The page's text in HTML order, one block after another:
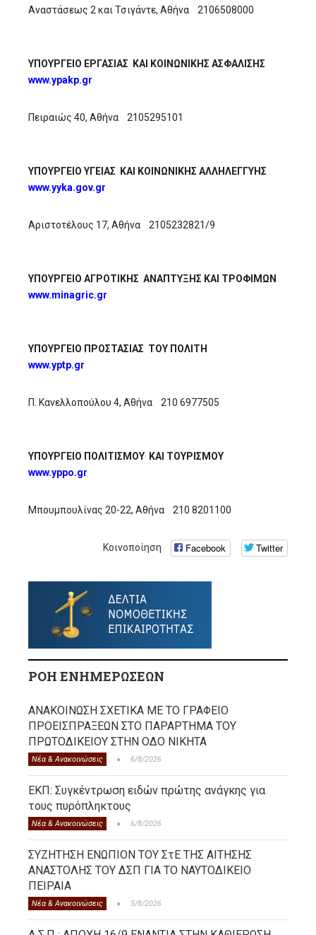
Αναστάσεως 2 και Τσιγάντε, Αθήνα 2106508000
ΥΠΟΥΡΓΕΙΟ ΕΡΓΑΣΙΑΣ ΚΑΙ ΚΟΙΝΩΝΙΚΗΣ ΑΣΦΑΛΙΣΗΣ
www.ypakp.gr
Πειραιώς 40, Αθήνα 2105295101
ΥΠΟΥΡΓΕΙΟ ΥΓΕΙΑΣ ΚΑΙ ΚΟΙΝΩΝΙΚΗΣ ΑΛΛΗΛΕΓΓΥΗΣ
www.yyka.gov.gr
Αριστοτέλους 17, Αθήνα 2105232821/9
ΥΠΟΥΡΓΕΙΟ ΑΓΡΟΤΙΚΗΣ ΑΝΑΠΤΥΞΗΣ ΚΑΙ ΤΡΟΦΙΜΩΝ
www.minagric.gr
ΥΠΟΥΡΓΕΙΟ ΠΡΟΣΤΑΣΙΑΣ ΤΟΥ ΠΟΛΙΤΗ
www.yptp.gr
Π. Κανελλοπούλου 4, Αθήνα 210 6977505
ΥΠΟΥΡΓΕΙΟ ΠΟΛΙΤΙΣΜΟΥ ΚΑΙ ΤΟΥΡΙΣΜΟΥ
www.yppo.gr
Μπουμπουλίνας 20-22, Αθήνα 210 8201100
Κοινοποίηση Facebook Twitter
ΡΟΗ ΕΝΗΜΕΡΩΣΕΩΝ
ΑΝΑΚΟΙΝΩΣΗ ΣΧΕΤΙΚΑ ΜΕ ΤΟ ΓΡΑΦΕΙΟ
ΠΡΟΕΙΣΠΡΑΞΕΩΝ ΣΤΟ ΠΑΡΑΡΤΗΜΑ ΤΟΥ
ΠΡΩΤΟΔΙΚΕΙΟΥ ΣΤΗΝ ΟΔΟ ΝΙΚΗΤΑ
Νέα & Ανακοινώσεις 6/8/2026
ΕΚΠ: Συγκέντρωση ειδών πρώτης ανάγκης για
τους πυρόπληκτους
Νέα & Ανακοινώσεις 6/8/2026
ΣΥΖΗΤΗΣΗ ΕΝΩΠΙΟΝ ΤΟΥ ΣτΕ ΤΗΣ ΑΙΤΗΣΗΣ
ΑΝΑΣΤΟΛΗΣ ΤΟΥ ΔΣΠ ΓΙΑ ΤΟ ΝΑΥΤΟΔΙΚΕΙΟ
ΠΕΙΡΑΙΑ
Νέα & Ανακοινώσεις 5/8/2026